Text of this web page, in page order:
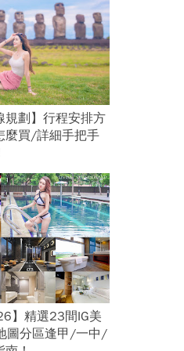
規劃】行程安排方
買/詳細手把手
】精選23間IG美
圖分區逢甲/一中/